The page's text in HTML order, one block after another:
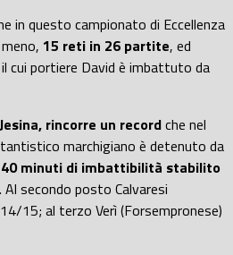
in questo campionato di Eccellenza
15 reti in 26 partite, ed
cui portiere David è imbattuto da
rincorre un recordche nel
marchigiano è detenuto da
minuti di imbattibilità stabilito
. Al secondo posto Calvaresi
15; al terzo Verì (Forsempronese)